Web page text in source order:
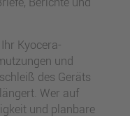
Kyocera-
und
des Geräts
Wer auf
und planbare